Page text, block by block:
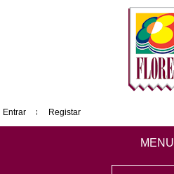
Entrar Registar
MENU